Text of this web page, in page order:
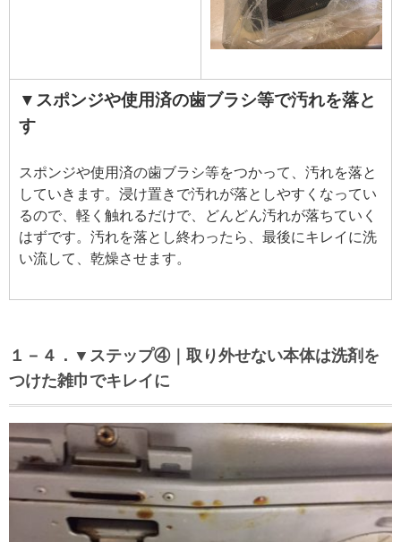
▼スポンジや使用済の歯ブラシ等で汚れを落と
す
スポンジや使用済の歯ブラシ等をつかって、汚れを落と
していきます。浸け置きで汚れが落としやすくなってい
るので、軽く触れるだけで、どんどん汚れが落ちていく
はずです。汚れを落とし終わったら、最後にキレイに洗
い流して、乾燥させます。
１－４．▼ステップ④｜取り外せない本体は洗剤を
つけた雑巾でキレイに